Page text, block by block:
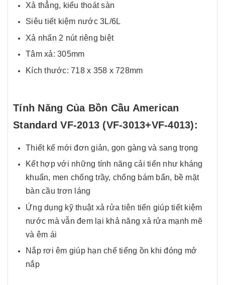
Xả thẳng, kiểu thoát sàn
Siêu tiết kiệm nước 3L/6L
Xả nhấn 2 nút riêng biệt
Tâm xả: 305mm
Kích thước: 718 x 358 x 728mm
Tính Năng Của Bồn Cầu American
Standard VF-2013 (VF-3013+VF-4013):
Thiết kế mới đơn giản, gọn gàng và sang trọng
Kết hợp với những tính năng cải tiến như kháng
khuẩn, men chống trầy, chống bám bẩn, bề mặt
bàn cầu trơn láng
Ứng dụng kỹ thuật xả rửa tiên tiến giúp tiết kiệm
nước mà vẫn đem lại khả năng xả rửa mạnh mẽ
và êm ái
Nắp rơi êm giúp hạn chế tiếng ồn khi đóng mở
nắp